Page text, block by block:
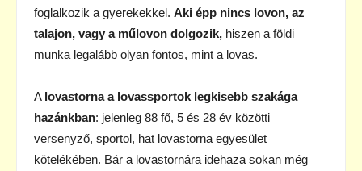
foglalkozik a gyerekekkel. Aki épp nincs lovon, az
talajon, vagy a műlovon dolgozik, hiszen a földi
munka legalább olyan fontos, mint a lovas.
A lovastorna a lovassportok legkisebb szakága
hazánkban: jelenleg 88 fő, 5 és 28 év közötti
versenyző, sportol, hat lovastorna egyesület
kötelékében. Bár a lovastornára idehaza sokan még